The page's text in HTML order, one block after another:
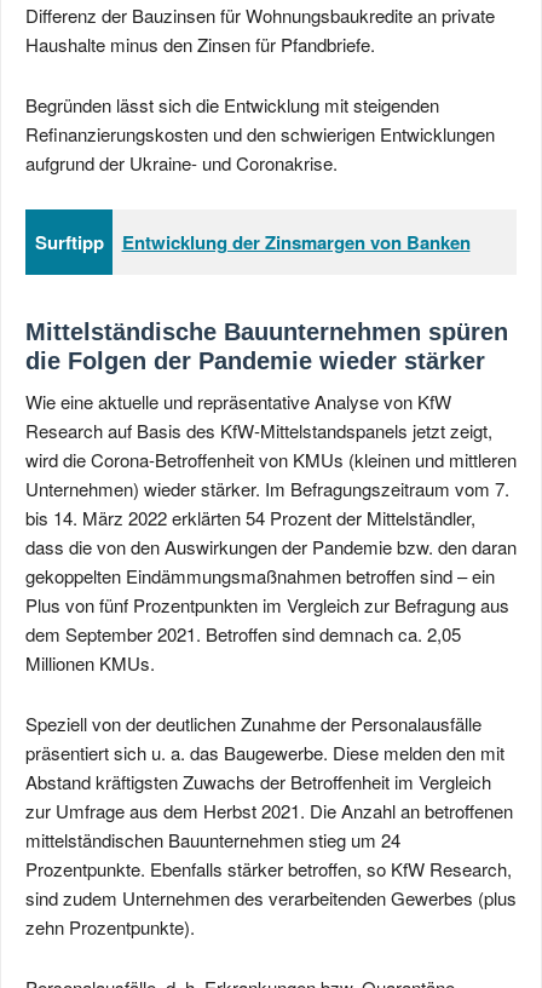
Differenz der Bauzinsen für Wohnungsbaukredite an private
Haushalte minus den Zinsen für Pfandbriefe.
Begründen lässt sich die Entwicklung mit steigenden
Refinanzierungskosten und den schwierigen Entwicklungen
aufgrund der Ukraine- und Coronakrise.
Surftipp Entwicklung der Zinsmargen von Banken
Mittelständische Bauunternehmen spüren
die Folgen der Pandemie wieder stärker
Wie eine aktuelle und repräsentative Analyse von KfW
Research auf Basis des KfW-Mittelstandspanels jetzt zeigt,
wird die Corona-Betroffenheit von KMUs (kleinen und mittleren
Unternehmen) wieder stärker. Im Befragungszeitraum vom 7.
bis 14. März 2022 erklärten 54 Prozent der Mittelständler,
dass die von den Auswirkungen der Pandemie bzw. den daran
gekoppelten Eindämmungsmaßnahmen betroffen sind – ein
Plus von fünf Prozentpunkten im Vergleich zur Befragung aus
dem September 2021. Betroffen sind demnach ca. 2,05
Millionen KMUs.
Speziell von der deutlichen Zunahme der Personalausfälle
präsentiert sich u. a. das Baugewerbe. Diese melden den mit
Abstand kräftigsten Zuwachs der Betroffenheit im Vergleich
zur Umfrage aus dem Herbst 2021. Die Anzahl an betroffenen
mittelständischen Bauunternehmen stieg um 24
Prozentpunkte. Ebenfalls stärker betroffen, so KfW Research,
sind zudem Unternehmen des verarbeitenden Gewerbes (plus
zehn Prozentpunkte).